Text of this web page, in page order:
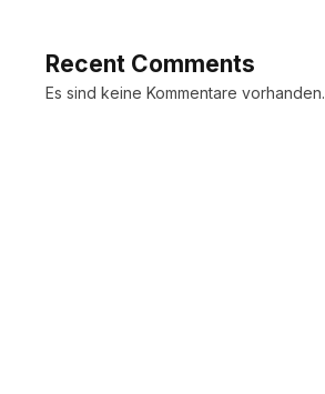
Recent Comments
Es sind keine Kommentare vorhanden.